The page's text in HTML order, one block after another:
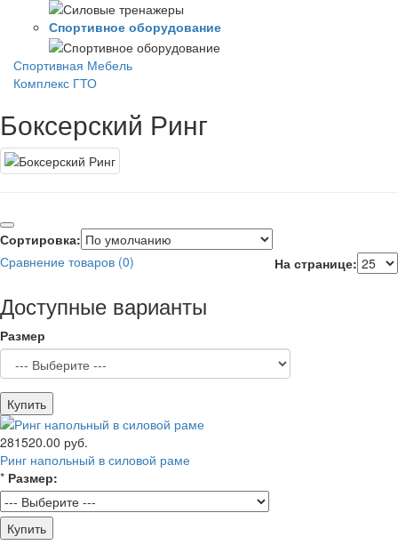
Спортивное оборудование
Спортивная Мебель
Комплекс ГТО
Боксерский Ринг
Сортировка:
На странице:
Сравнение товаров (0)
Доступные варианты
Размер
Купить
281520.00 руб.
Ринг напольный в силовой раме
* Размер:
Купить